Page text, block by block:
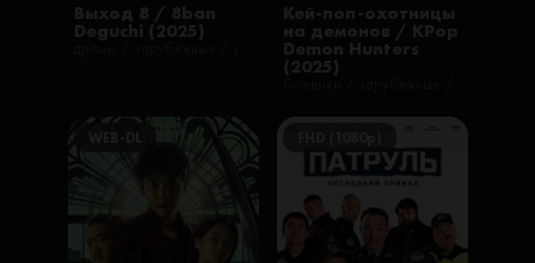
Выход 8 / 8ban
Deguchi (2025)
Кей-поп-охотницы
на демонов / KPop
Demon Hunters
(2025)